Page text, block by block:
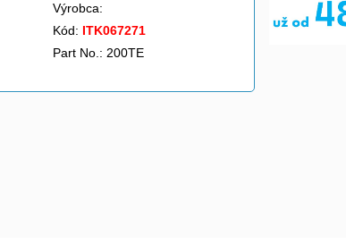
Výrobca:
Kód: ITK067271
Part No.: 200TE